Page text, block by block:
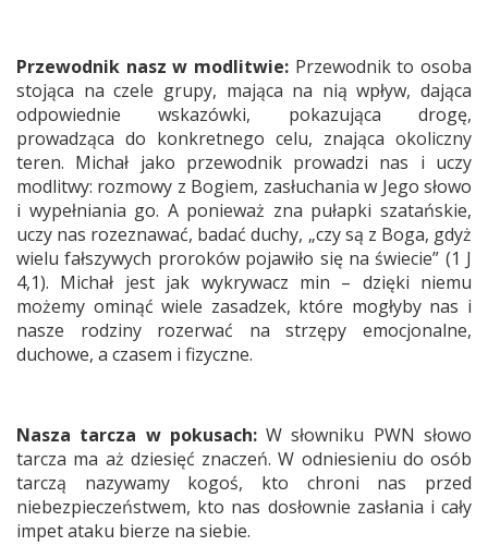
Przewodnik nasz w modlitwie: Przewodnik to osoba
stojąca na czele grupy, mająca na nią wpływ, dająca
odpowiednie wskazówki, pokazująca drogę,
prowadząca do konkretnego celu, znająca okoliczny
teren. Michał jako przewodnik prowadzi nas i uczy
modlitwy: rozmowy z Bogiem, zasłuchania w Jego słowo
i wypełniania go. A ponieważ zna pułapki szatańskie,
uczy nas rozeznawać, badać duchy, „czy są z Boga, gdyż
wielu fałszywych proroków pojawiło się na świecie” (1 J
4,1). Michał jest jak wykrywacz min – dzięki niemu
możemy ominąć wiele zasadzek, które mogłyby nas i
nasze rodziny rozerwać na strzępy emocjonalne,
duchowe, a czasem i fizyczne.
Nasza tarcza w pokusach:W słowniku PWN słowo
tarcza ma aż dziesięć znaczeń. W odniesieniu do osób
tarczą nazywamy kogoś, kto chroni nas przed
niebezpieczeństwem, kto nas dosłownie zasłania i cały
impet ataku bierze na siebie.